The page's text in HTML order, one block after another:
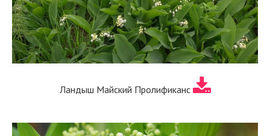
Ландыш Майский Пролификанс